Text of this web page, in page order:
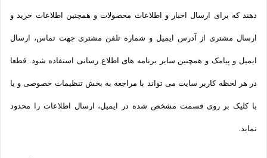
دهند که برای ارسال اخبار و اطلاعات محصولات و همچنین اطلاعات خرید و
ارسال مشتری از آدرس ایمیل و شماره تلفن مشتری جهت تماس، ارسال
ایمیل و پیامک و همچنین سایر برنامه های اطلاع رسانی استفاده شود. قطعا
در هر لحظه کاربر سایت می تواند با مراجعه به بخش تنظیمات خصوصی و یا
با کلیک بر روی قسمت مشخص شده در ایمیل، ارسال اطلاعات را محدود
نماید.